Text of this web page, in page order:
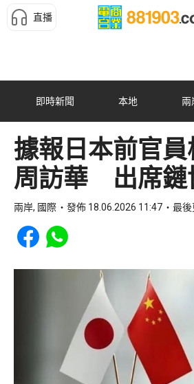
直播
即時新聞 本地 兩
據報日本前官
周訪華 出席鏈
兩岸, 國際 發佈 18.06.2026 11:47 最後
Share to Facebook
Share to WhatsApp